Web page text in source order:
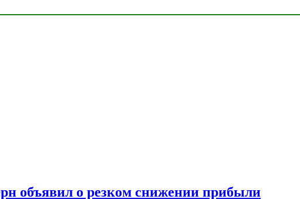
объявил о резком снижении прибыли